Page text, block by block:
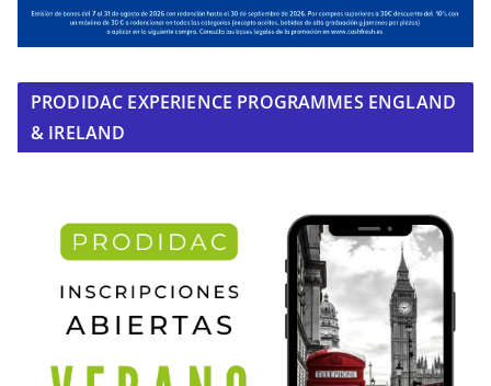
PRODIDAC EXPERIENCE PROGRAMMES ENGLAND
& IRELAND